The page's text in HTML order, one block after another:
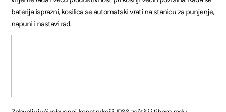
baterija isprazni, kosilica se automatski vrati na stanicu za punjenje,
napuni i nastavi rad.